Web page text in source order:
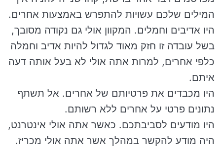
המילים שלכם עשויות להתפרש באמצעות אחרים.
היו אדיבים וחמלים. המקוון אולי גם נקודה מסובך,
בשל עובדה זו חזק מאוד לגדול להיות אדיב וחמלה
כלפי אחרים, למרות אתה אולי לא בעל אותה דעה
איתם.
היו מכבדים את פרטיותם של אחרים. אל תשתף
נתונים פרטי על אחרים ללא רשותם.
היו מודעים לסביבתכם. כאשר אתה אולי אינטרנט,
היה מודע להקשר במהלך אשר אתה אולי מכריז.